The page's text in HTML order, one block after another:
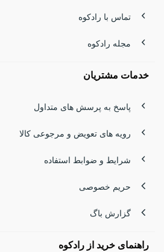
تماس با رادکوه
مجله رادکوه
خدمات مشتریان
پاسخ به پرسش های متداول
رویه های تعویض و مرجوعی کالا
شرایط و ضوابط استفاده
حریم خصوصی
گزارش باگ
راهنمای خرید از رادکوه